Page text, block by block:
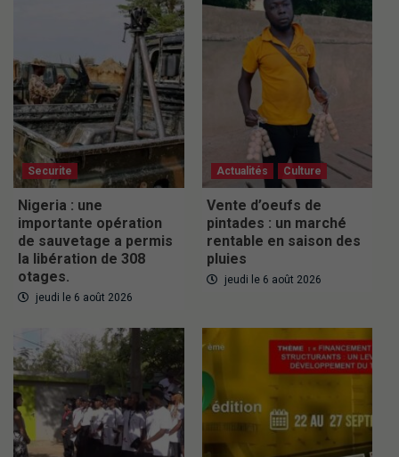
Securite
Nigeria : une
importante opération
de sauvetage a permis
la libération de 308
otages.
jeudi le 6 août 2026
Actualités Culture
Vente d’oeufs de
pintades : un marché
rentable en saison des
pluies
jeudi le 6 août 2026